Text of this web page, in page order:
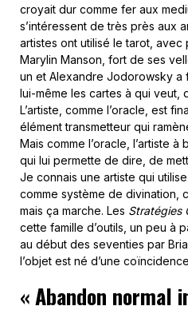
croyait dur comme fer aux
s’intéressent de très près aux
artistes ont utilisé le tarot, avec
Marylin Manson, fort de ses
un et Alexandre Jodorowsky a
lui-même les cartes à qui veut,
L’artiste, comme l’oracle, est
élément transmetteur qui
Mais comme l’oracle, l’artiste à
qui lui permette de dire, de
Je connais une artiste qui
comme système de divination,
mais ça marche. Les Stratégies
cette famille d’outils, un peu à
au début des seventies par
l’objet est né d’une
« Abandon normal